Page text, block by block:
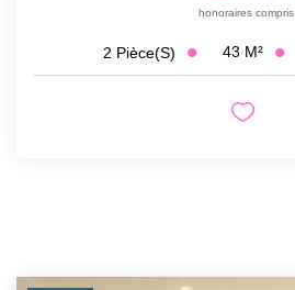
honoraires compris
2 Pièce(s) 43 M²